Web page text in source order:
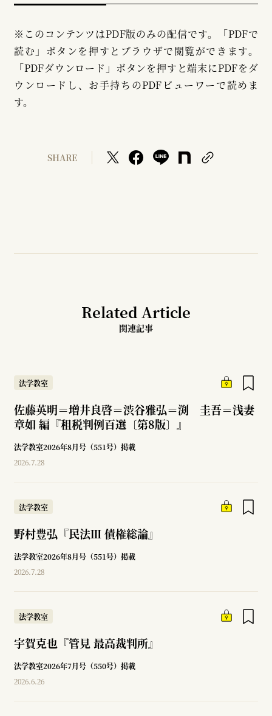
※このコンテンツはPDF版のみの配信です。「PDFで
読む」ボタンを押すとブラウザで閲覧ができます。
「PDFダウンロード」ボタンを押すと端末にPDFをダ
ウンロードし、お手持ちのPDFビューワーで読めま
す。
SHARE
Related Article
関連記事
法学教室
佐藤英明＝増井良啓＝渋谷雅弘＝渕 圭吾＝浅妻
章如 編『租税判例百選〔第8版〕』
法学教室2026年8月号（551号）掲載
2026.7.28
法学教室
野村豊弘『民法Ⅲ 債権総論』
法学教室2026年8月号（551号）掲載
2026.7.28
法学教室
宇賀克也『管見 最高裁判所』
法学教室2026年7月号（550号）掲載
2026.6.26